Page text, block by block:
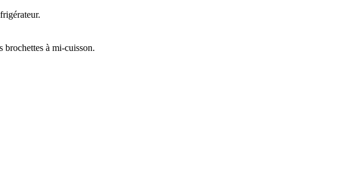
brochettes à mi-cuisson.